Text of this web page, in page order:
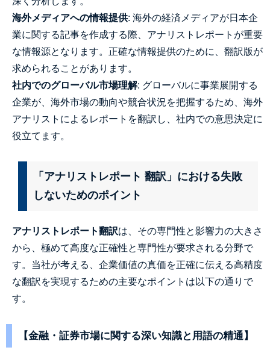
海外メディアへの情報提供: 海外の経済メディアが日本企
業に関する記事を作成する際、アナリストレポートが重要
な情報源となります。正確な情報提供のために、翻訳版が
求められることがあります。
社内でのグローバル市場理解: グローバルに事業展開する
企業が、海外市場の動向や競合状況を把握するため、海外
アナリストによるレポートを翻訳し、社内での意思決定に
役立てます。
「アナリストレポート 翻訳」における失敗
しないためのポイント
アナリストレポート翻訳は、その専門性と影響力の大きさ
から、極めて高度な正確性と専門性が要求される分野で
す。当社が考える、企業価値の真価を正確に伝える高精度
な翻訳を実現するための主要なポイントは以下の通りで
す。
【金融・証券市場に関する深い知識と用語の精通】